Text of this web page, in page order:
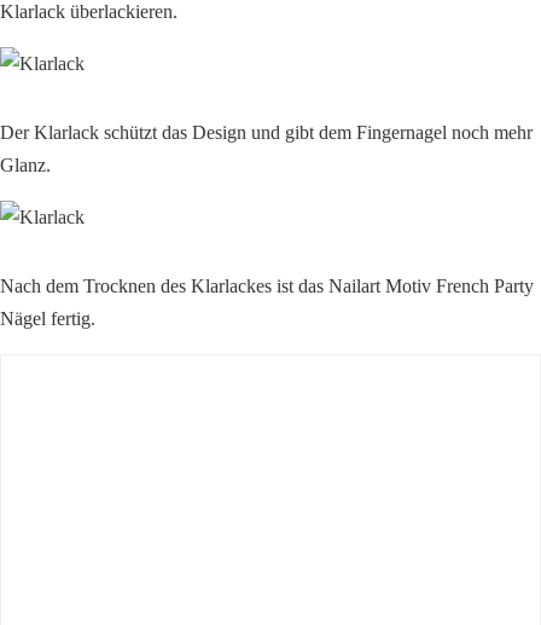
Klarlack überlackieren.
Der Klarlack schützt das Design und gibt dem Fingernagel noch mehr
Glanz.
Nach dem Trocknen des Klarlackes ist das Nailart Motiv French Party
Nägel fertig.